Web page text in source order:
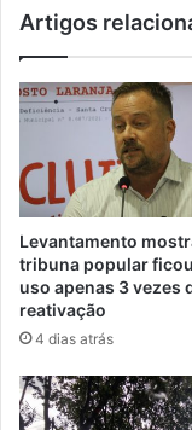
Artigos
Levantamento
tribuna popular
uso apenas 3 vezes
reativação
4 dias atrás